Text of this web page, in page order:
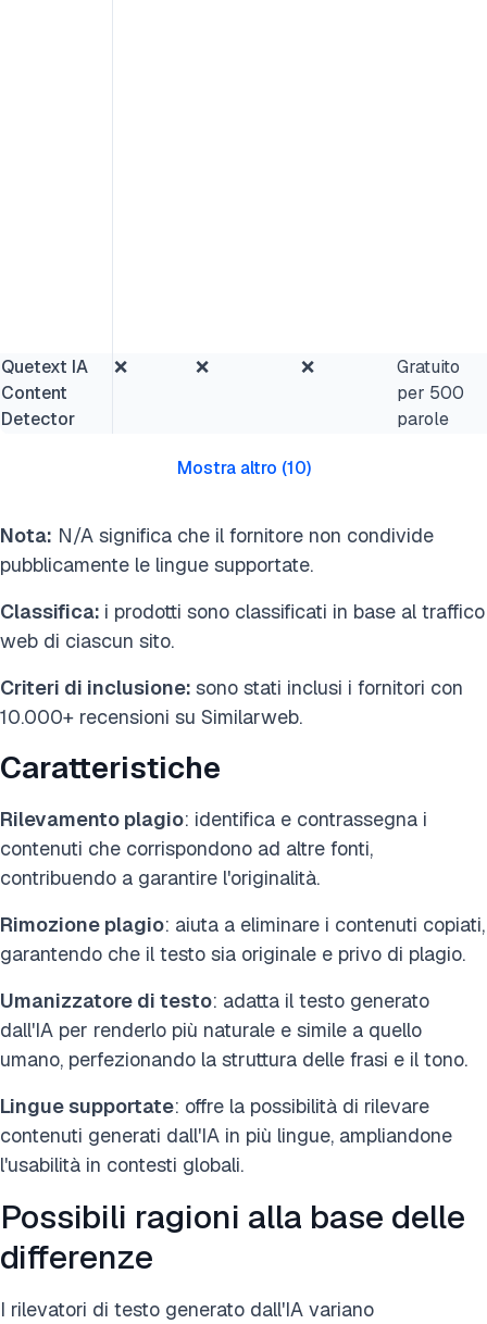
Quetext IA
Content
Detector
❌ ❌ ❌
Gratuito
per 500
parole
Mostra altro (10)
Nota: N/A significa che il fornitore non condivide
pubblicamente le lingue supportate.
Classifica: i prodotti sono classificati in base al traffico
web di ciascun sito.
Criteri di inclusione: sono stati inclusi i fornitori con
10.000+ recensioni su Similarweb.
Caratteristiche
Rilevamento plagio: identifica e contrassegna i
contenuti che corrispondono ad altre fonti,
contribuendo a garantire l'originalità.
Rimozione plagio: aiuta a eliminare i contenuti copiati,
garantendo che il testo sia originale e privo di plagio.
Umanizzatore di testo: adatta il testo generato
dall'IA per renderlo più naturale e simile a quello
umano, perfezionando la struttura delle frasi e il tono.
Lingue supportate: offre la possibilità di rilevare
contenuti generati dall'IA in più lingue, ampliandone
l'usabilità in contesti globali.
Possibili ragioni alla base delle
differenze
I rilevatori di testo generato dall'IA variano